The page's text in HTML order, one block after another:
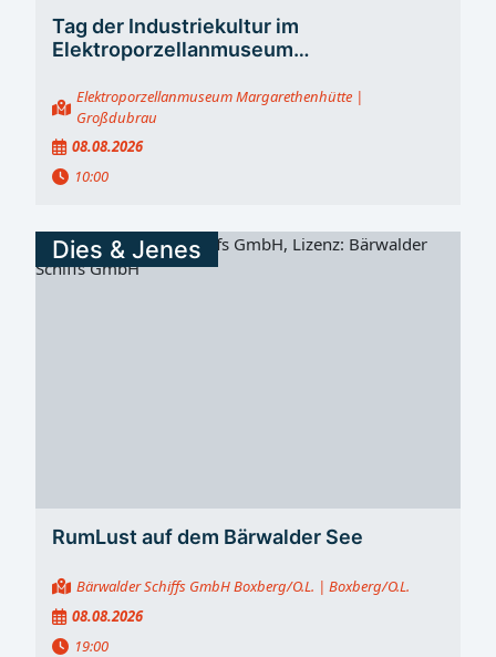
Tag der Industriekultur im
Elektroporzellanmuseum
Elektroporzellanmuseum Margarethenhütte |
Großdubrau
08.08.2026
10:00
Dies & Jenes
RumLust auf dem Bärwalder See
Bärwalder Schiffs GmbH Boxberg/O.L. | Boxberg/O.L.
08.08.2026
19:00